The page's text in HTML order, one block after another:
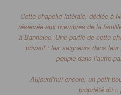
Cette chapelle latérale, dédiée à
réservée aux membres de la
à Bannalec. Une partie de cette
privatif : les seigneurs dans
peuple dans l’autre
Aujourd’hui encore, un petit
propriété du «